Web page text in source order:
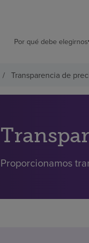
Por qué debe elegirnos
/ Transparencia de
Proporcionamos